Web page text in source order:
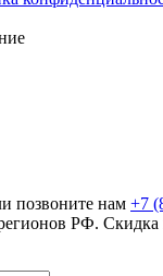
позвоните нам +7
РФ. Скидка